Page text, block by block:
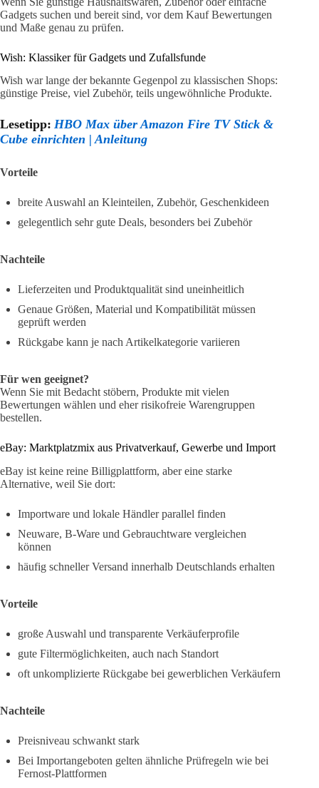
Gadgets suchen und bereit sind, vor dem Kauf Bewertungen
und Maße genau zu prüfen.
Wish: Klassiker für Gadgets und Zufallsfunde
Wish war lange der bekannte Gegenpol zu klassischen Shops:
günstige Preise, viel Zubehör, teils ungewöhnliche Produkte.
Lesetipp: HBO Max über Amazon Fire TV Stick &
Cube einrichten | Anleitung
Vorteile
breite Auswahl an Kleinteilen, Zubehör, Geschenkideen
gelegentlich sehr gute Deals, besonders bei Zubehör
Nachteile
Lieferzeiten und Produktqualität sind uneinheitlich
Genaue Größen, Material und Kompatibilität müssen
geprüft werden
Rückgabe kann je nach Artikelkategorie variieren
Für wen geeignet?
Wenn Sie mit Bedacht stöbern, Produkte mit vielen
Bewertungen wählen und eher risikofreie Warengruppen
bestellen.
eBay: Marktplatzmix aus Privatverkauf, Gewerbe und Import
eBay ist keine reine Billigplattform, aber eine starke
Alternative, weil Sie dort:
Importware und lokale Händler parallel finden
Neuware, B-Ware und Gebrauchtware vergleichen
können
häufig schneller Versand innerhalb Deutschlands erhalten
Vorteile
große Auswahl und transparente Verkäuferprofile
gute Filtermöglichkeiten, auch nach Standort
oft unkomplizierte Rückgabe bei gewerblichen Verkäufern
Nachteile
Preisniveau schwankt stark
Bei Importangeboten gelten ähnliche Prüfregeln wie bei
Fernost-Plattformen